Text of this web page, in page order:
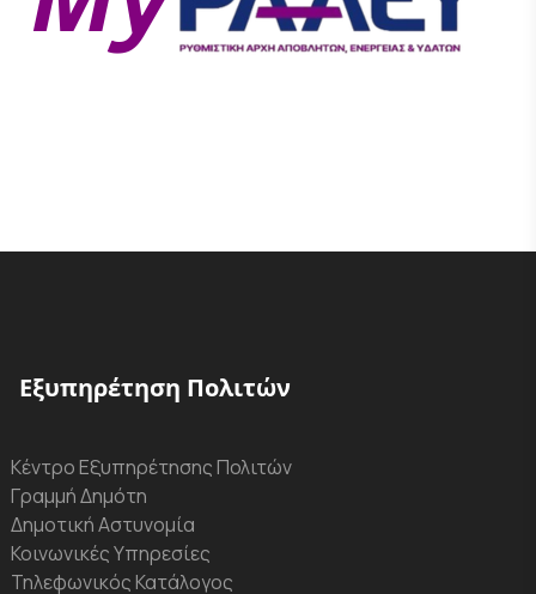
Εξυπηρέτηση Πολιτών
Κέντρο Εξυπηρέτησης Πολιτών
Γραμμή Δημότη
Δημοτική Αστυνομία
Κοινωνικές Υπηρεσίες
Τηλεφωνικός Κατάλογος